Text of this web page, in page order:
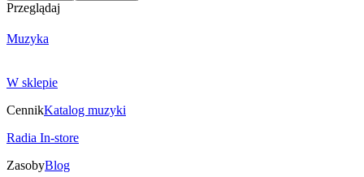
Przeglądaj
Muzyka
W sklepie
CennikKatalog muzyki
Radia In-store
ZasobyBlog